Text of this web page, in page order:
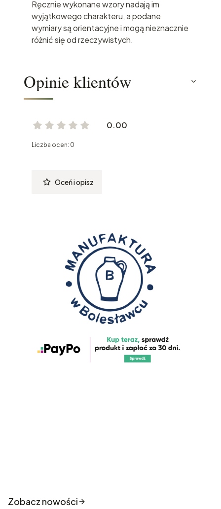
Ręcznie wykonane wzory nadają im
wyjątkowego charakteru, a podane
wymiary są orientacyjne i mogą nieznacznie
różnić się od rzeczywistych.
Opinie klientów
0.00
Liczba ocen: 0
Oceń i opisz
Zobacz nowości